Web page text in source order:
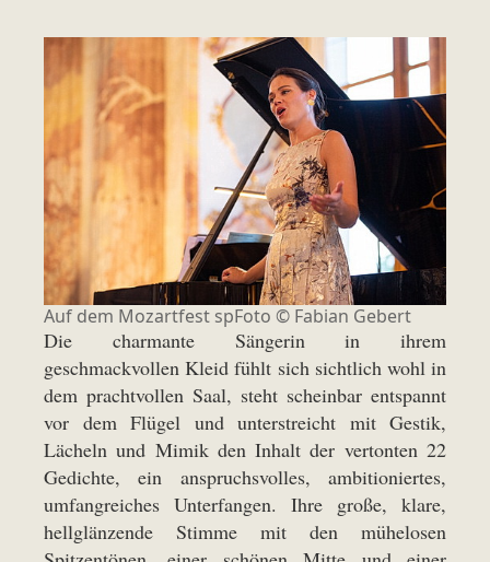
Auf dem Mozartfest spFoto © Fabian Gebert
Die charmante Sängerin in ihrem
geschmackvollen Kleid fühlt sich sichtlich wohl in
dem prachtvollen Saal, steht scheinbar entspannt
vor dem Flügel und unterstreicht mit Gestik,
Lächeln und Mimik den Inhalt der vertonten 22
Gedichte, ein anspruchsvolles, ambitioniertes,
umfangreiches Unterfangen. Ihre große, klare,
hellglänzende Stimme mit den mühelosen